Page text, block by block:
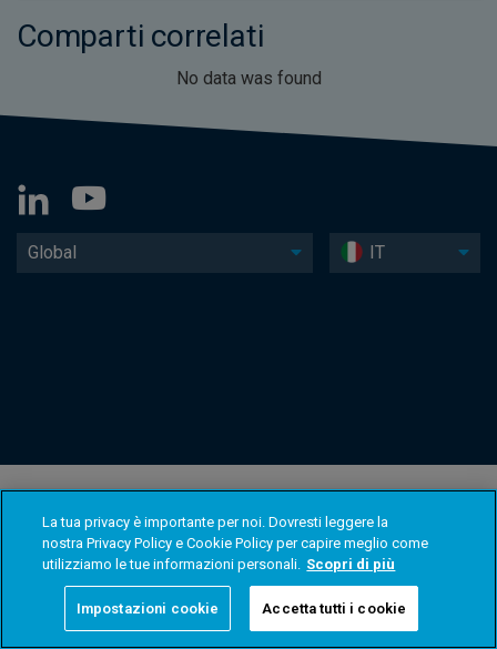
Comparti correlati
No data was found
Global IT
La tua privacy è importante per noi. Dovresti leggere la
nostra Privacy Policy e Cookie Policy per capire meglio come
utilizziamo le tue informazioni personali. Scopri di più
Impostazioni cookie Accetta tutti i cookie